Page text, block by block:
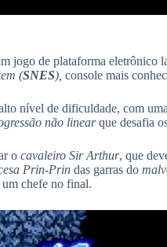
jogo de plataforma eletrônico
(SNES), console mais
nível de dificuldade, com uma
não linearque desafia
o cavaleiro Sir Arthur, que
Prin-Prin das garras do
chefe no final.